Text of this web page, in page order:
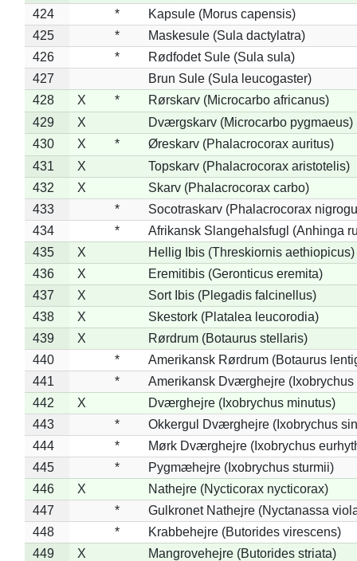
424
*
Kapsule (Morus capensis)
425
*
Maskesule (Sula dactylatra)
426
*
Rødfodet Sule (Sula sula)
427
Brun Sule (Sula leucogaster)
428
X *
Rørskarv (Microcarbo africanus)
429
X
Dværgskarv (Microcarbo pygmaeus)
430
X *
Øreskarv (Phalacrocorax auritus)
431
X
Topskarv (Phalacrocorax aristotelis)
432
X
Skarv (Phalacrocorax carbo)
433
*
Socotraskarv (Phalacrocorax
434
*
Afrikansk Slangehalsfugl (Anhinga
435
X
Hellig Ibis (Threskiornis aethiopicus)
436
X
Eremitibis (Geronticus eremita)
437
X
Sort Ibis (Plegadis falcinellus)
438
X
Skestork (Platalea leucorodia)
439
X
Rørdrum (Botaurus stellaris)
440
*
Amerikansk Rørdrum (Botaurus
441
*
Amerikansk Dværghejre (Ixobrychus
442
X
Dværghejre (Ixobrychus minutus)
443
*
Okkergul Dværghejre (Ixobrychus
444
*
Mørk Dværghejre (Ixobrychus
445
*
Pygmæhejre (Ixobrychus sturmii)
446
X
Nathejre (Nycticorax nycticorax)
447
*
Gulkronet Nathejre (Nyctanassa
448
*
Krabbehejre (Butorides virescens)
449
X
Mangrovehejre (Butorides striata)